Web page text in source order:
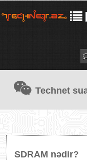
Technet
SDRAM nədir?